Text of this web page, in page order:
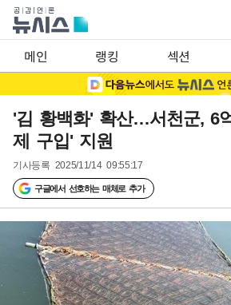
메인 랭킹 섹션
'김 황백화' 확산…서천군, 6
제 구입' 지원
기사등록 2025/11/14 09:55:17
구글에서 선호하는 매체로 추가